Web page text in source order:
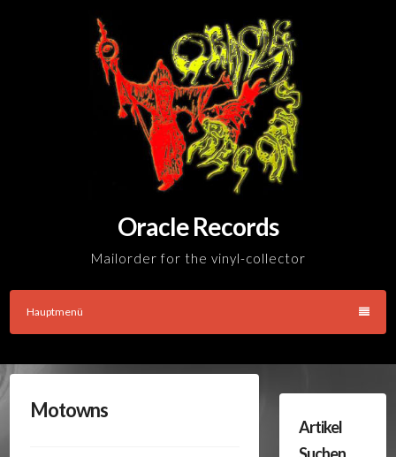
Oracle Records
Mailorder for the vinyl-collector
Hauptmenü
Motowns
Artikel